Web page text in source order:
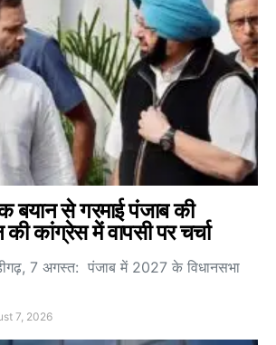
बयान से गरमाई पंजाब की
कांग्रेस में वापसी पर चर्चा
7 अगस्त: पंजाब में 2027 के विधानसभा
7, 2026